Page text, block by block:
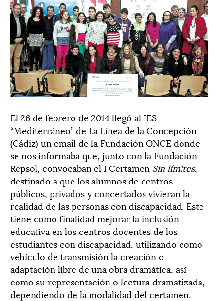
El 26 de febrero de 2014 llegó al IES
“Mediterráneo” de La Línea de la Concepción
(Cádiz) un email de la Fundación ONCE donde
se nos informaba que, junto con la Fundación
Repsol, convocaban el I Certamen Sin límites,
destinado a que los alumnos de centros
públicos, privados y concertados vivieran la
realidad de las personas con discapacidad. Este
tiene como finalidad mejorar la inclusión
educativa en los centros docentes de los
estudiantes con discapacidad, utilizando como
vehículo de transmisión la creación o
adaptación libre de una obra dramática, así
como su representación o lectura dramatizada,
dependiendo de la modalidad del certamen.